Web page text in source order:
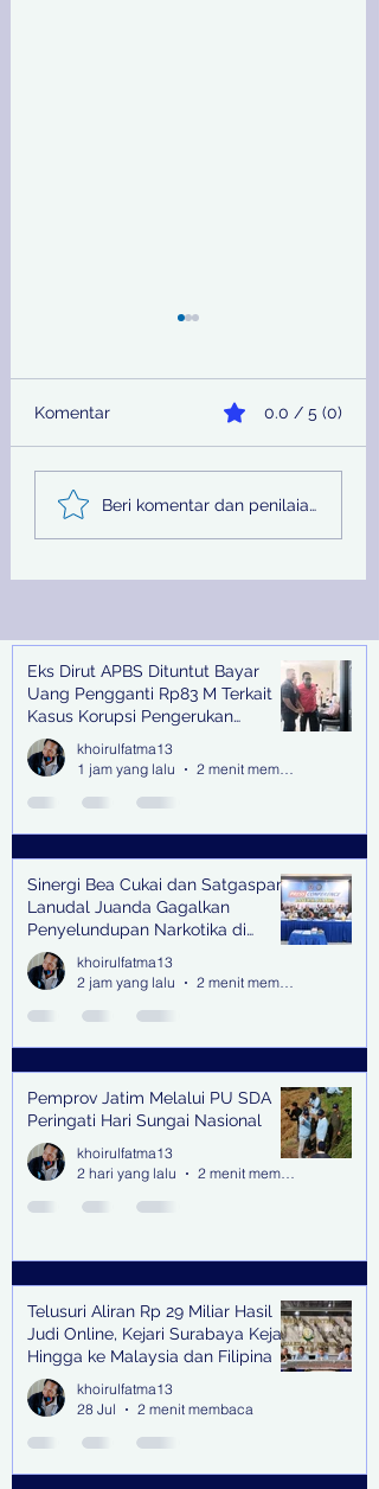
Sinergi Bea Cukai dan
Satgaspam Lanudal
Juanda Gagalkan
Komentar 0.0 / 5 (0)
Beri komentar dan penilaian...
Recent Posts
Eks Dirut APBS Dituntut Bayar
Uang Pengganti Rp83 M Terkait
Kasus Korupsi Pengerukan
Tanjung Perak
khoirulfatma13
1 jam yang lalu
2 menit membaca
Sinergi Bea Cukai dan Satgaspam
Lanudal Juanda Gagalkan
Penyelundupan Narkotika di
Bandara Juanda
khoirulfatma13
2 jam yang lalu
2 menit membaca
Pemprov Jatim Melalui PU SDA
Peringati Hari Sungai Nasional
khoirulfatma13
2 hari yang lalu
2 menit membaca
Telusuri Aliran Rp 29 Miliar Hasil
Judi Online, Kejari Surabaya Kejar
Hingga ke Malaysia dan Filipina
khoirulfatma13
28 Jul
2 menit membaca